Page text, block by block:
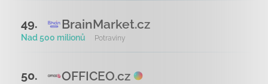
49. BrainMarket.cz
Nad 500 milionů Potraviny
50. OFFICEO.cz